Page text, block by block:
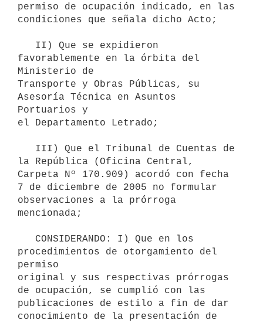
permiso de ocupación indicado, en las
condiciones que señala dicho Acto;
favorablemente en la órbita del
Ministerio de
Transporte y Obras Públicas, su
Asesoría Técnica en Asuntos
Portuarios y
el Departamento Letrado;
la República (Oficina Central,
Carpeta Nº 170.909) acordó con fecha
7 de diciembre de 2005 no formular
observaciones a la prórroga
mencionada;
procedimientos de otorgamiento del
permiso
original y sus respectivas prórrogas
de ocupación, se cumplió con las
publicaciones de estilo a fin de dar
conocimiento de la presentación de